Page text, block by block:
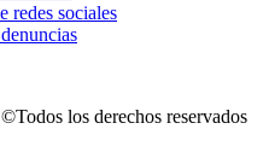
redes sociales
los derechos reservados